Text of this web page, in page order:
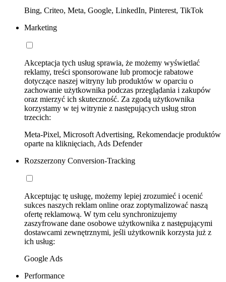
Bing, Criteo, Meta, Google, LinkedIn, Pinterest, TikTok
Marketing
Akceptacja tych usług sprawia, że możemy wyświetlać
reklamy, treści sponsorowane lub promocje rabatowe
dotyczące naszej witryny lub produktów w oparciu o
zachowanie użytkownika podczas przeglądania i zakupów
oraz mierzyć ich skuteczność. Za zgodą użytkownika
korzystamy w tej witrynie z następujących usług stron
trzecich:
Meta-Pixel, Microsoft Advertising, Rekomendacje produktów
oparte na kliknięciach, Ads Defender
Rozszerzony Conversion-Tracking
Akceptując tę usługę, możemy lepiej zrozumieć i ocenić
sukces naszych reklam online oraz zoptymalizować naszą
ofertę reklamową. W tym celu synchronizujemy
zaszyfrowane dane osobowe użytkownika z następującymi
dostawcami zewnętrznymi, jeśli użytkownik korzysta już z
ich usług:
Google Ads
Performance